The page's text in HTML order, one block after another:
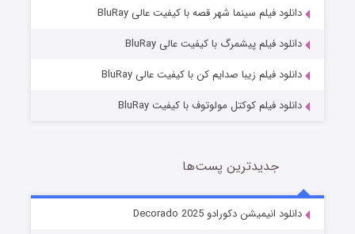
خاندان اژدها فصل ۳
دانلود فیلم سینما شهر قصه با کیفیت عالی BluRay
دانلود فیلم پیشمرگ با کیفیت عالی BluRay
دانلود فیلم زیبا صدایم کن با کیفیت عالی BluRay
دانلود فیلم کوکتل مولوتوف با کیفیت BluRay
جدیدترین پست‌ها
دانلود انیمیشن دکورادو Decorado 2025